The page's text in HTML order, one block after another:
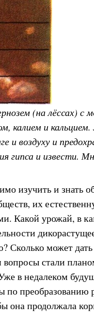
(на лёссах) с
калием и
и воздуху и
гипса и извести.
изучить и знать
их
Какой урожай, в
Сколько может
стали
в недалеком
по преобразованию
она продолжала